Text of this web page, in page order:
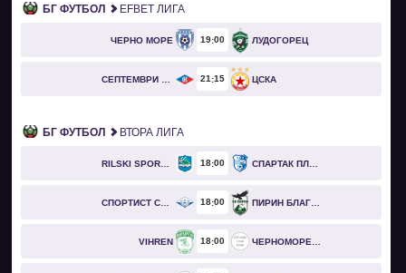
БГ ФУТБОЛ EFBET ЛИГА
ЧЕРНО МОРЕ 19 00 ЛУДОГОРЕЦ
СЕПТЕМВРИ СОФИЯ 21 15 ЦСКА
БГ ФУТБОЛ ВТОРА ЛИГА
RILSKI SPORTIST 18 00 СПАРТАК ПЛЕВЕН
СПОРТИСТ СВОГЕ 18 00 ПИРИН БЛАГОЕВГРАД
VIHREN 18 00 ЧЕРНОМОРЕЦ БУРГАС